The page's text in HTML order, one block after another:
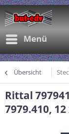
Menü
Übersicht
Rittal
7979.410, 12